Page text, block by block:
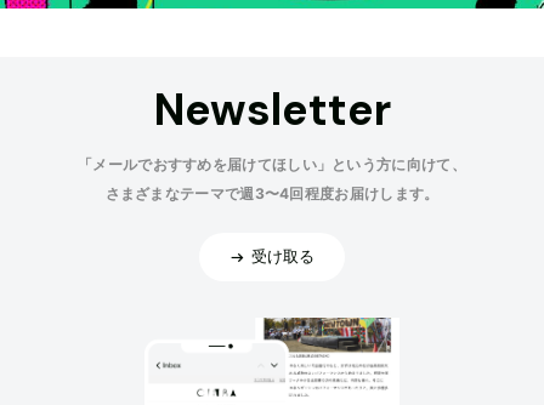
Newsletter
「メールでおすすめを届けてほしい」という方に向けて、
さまざまなテーマで週3〜4回程度お届けします。
受け取る